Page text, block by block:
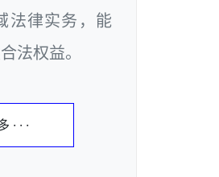
法律实务，能
法权益。
· · ·